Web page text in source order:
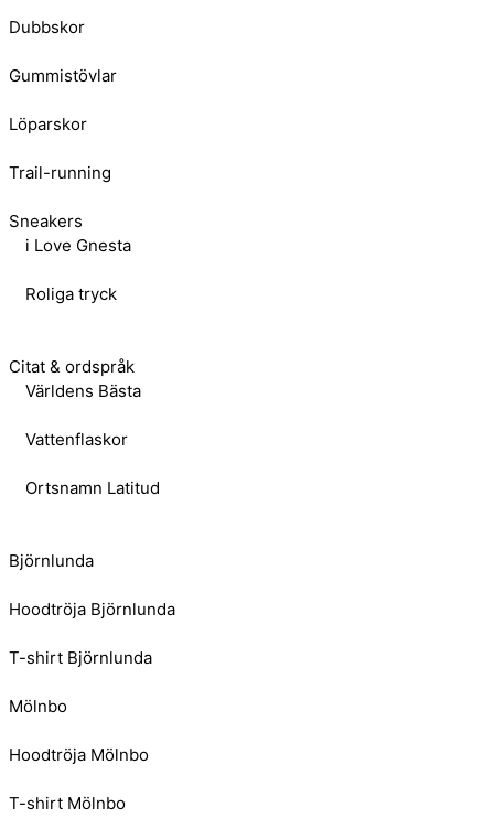
Dubbskor
Gummistövlar
Löparskor
Trail-running
Sneakers
i Love Gnesta
Roliga tryck
Citat & ordspråk
Världens Bästa
Vattenflaskor
Ortsnamn Latitud
Björnlunda
Hoodtröja Björnlunda
T-shirt Björnlunda
Mölnbo
Hoodtröja Mölnbo
T-shirt Mölnbo